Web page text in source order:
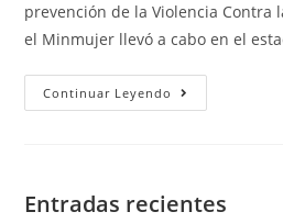
prevención de la Violencia Contra
el Minmujer llevó a cabo en el
Continuar Leyendo
Entradas recientes